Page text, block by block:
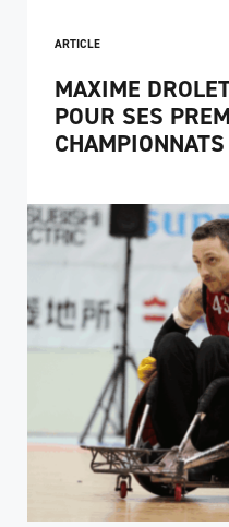
ARTICLE
MAXIME
POUR SES